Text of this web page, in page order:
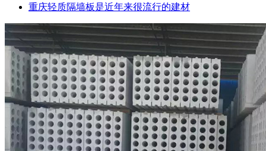
重庆轻质隔墙板是近年来很流行的建材